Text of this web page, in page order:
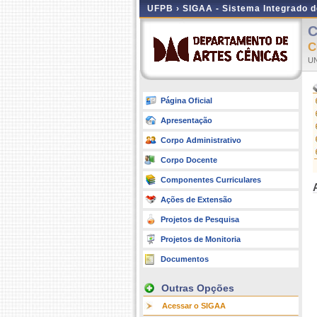
UFPB › SIGAA - Sistema Integrado
Página Oficial
Apresentação
Corpo Administrativo
Corpo Docente
Componentes Curriculares
Ações de Extensão
Projetos de Pesquisa
Projetos de Monitoria
Documentos
Outras Opções
Acessar o SIGAA